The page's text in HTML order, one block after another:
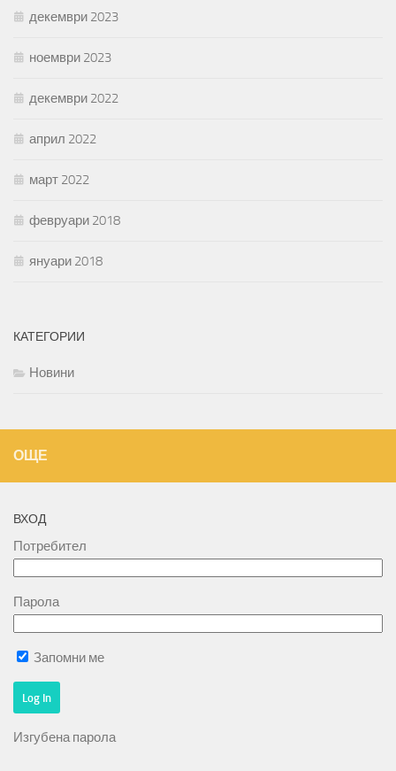
декември 2023
ноември 2023
декември 2022
април 2022
март 2022
февруари 2018
януари 2018
КАТЕГОРИИ
Новини
ОЩЕ
ВХОД
Потребител
Парола
Запомни ме
Изгубена парола